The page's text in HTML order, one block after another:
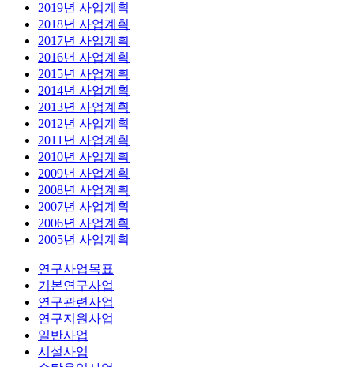
2019년 사업계획
2018년 사업계획
2017년 사업계획
2016년 사업계획
2015년 사업계획
2014년 사업계획
2013년 사업계획
2012년 사업계획
2011년 사업계획
2010년 사업계획
2009년 사업계획
2008년 사업계획
2007년 사업계획
2006년 사업계획
2005년 사업계획
연구사업목표
기본연구사업
연구관련사업
연구지원사업
일반사업
시설사업